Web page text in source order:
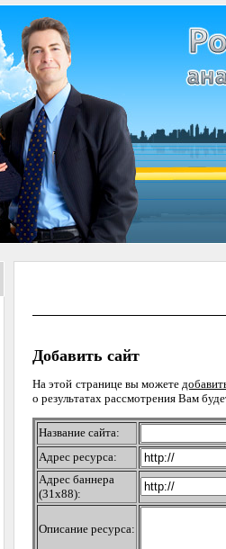
Добавить сайт
На этой странице вы можете
о результатах рассмотрения Вам
Название сайта:
Адрес ресурса:
Адрес баннера
(31х88):
Описание ресурса: